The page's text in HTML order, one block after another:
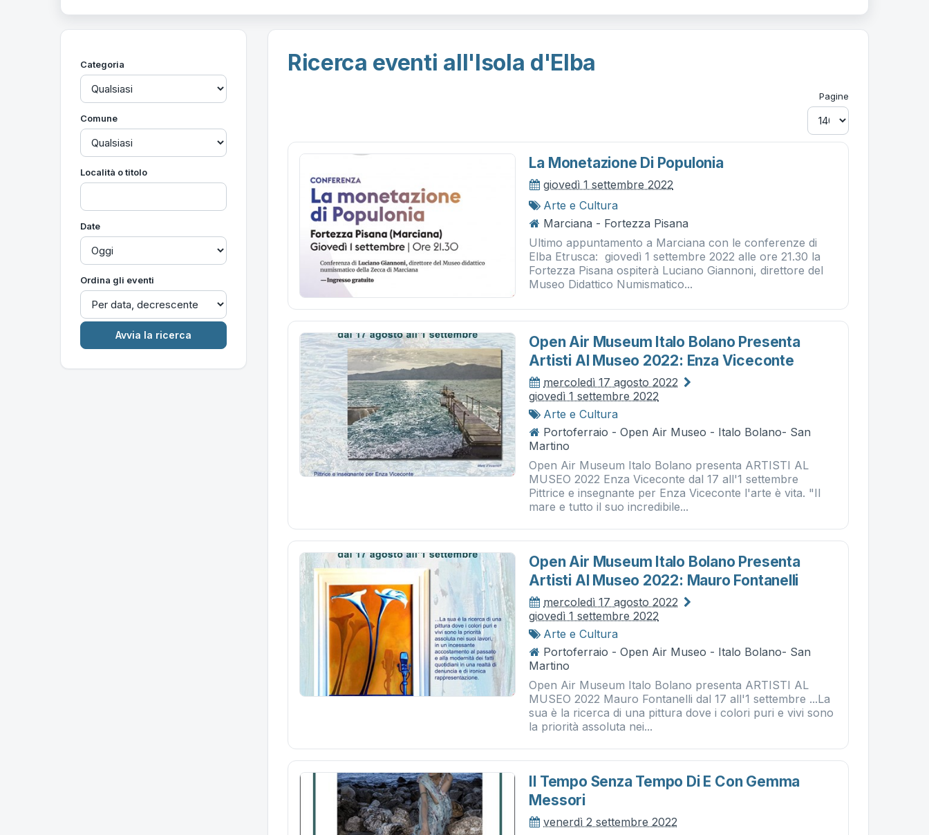
Categoria
Comune
Località o titolo
Date
Ordina gli eventi
Ricerca eventi all'Isola d'Elba
Pagine
La Monetazione Di Populonia
giovedì 1 settembre 2022
Arte e Cultura
Marciana - Fortezza Pisana
Ultimo appuntamento a Marciana con le conferenze di
Elba Etrusca: giovedì 1 settembre 2022 alle ore 21.30 la
Fortezza Pisana ospiterà Luciano Giannoni, direttore del
Museo Didattico Numismatico...
Open Air Museum Italo Bolano Presenta
Artisti Al Museo 2022: Enza Viceconte
mercoledì 17 agosto 2022
giovedì 1 settembre 2022
Arte e Cultura
Portoferraio - Open Air Museo - Italo Bolano- San
Martino
Open Air Museum Italo Bolano presenta ARTISTI AL
MUSEO 2022 Enza Viceconte dal 17 all'1 settembre
Pittrice e insegnante per Enza Viceconte l'arte è vita. "Il
mare e tutto il suo incredibile...
Open Air Museum Italo Bolano Presenta
Artisti Al Museo 2022: Mauro Fontanelli
mercoledì 17 agosto 2022
giovedì 1 settembre 2022
Arte e Cultura
Portoferraio - Open Air Museo - Italo Bolano- San
Martino
Open Air Museum Italo Bolano presenta ARTISTI AL
MUSEO 2022 Mauro Fontanelli dal 17 all'1 settembre ...La
sua è la ricerca di una pittura dove i colori puri e vivi sono
la priorità assoluta nei...
Il Tempo Senza Tempo Di E Con Gemma
Messori
venerdì 2 settembre 2022